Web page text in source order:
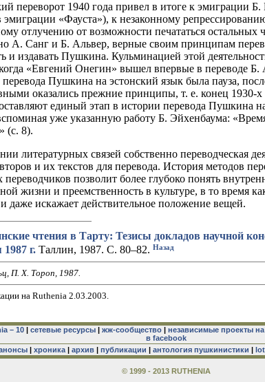
переворот 1940 года привел в итоге к эмиграции
эмиграции «Фауста»), к незаконному
отлучению от возможности печататься остальных
А. Санг и Б. Альвер, верные своим принципам
и издавать Пушкина. Кульминацией этой
«Евгений Онегин» вышел впервые в переводе Б.
Пушкина на эстонский язык была пауза,
оказались прежние принципы, т. е. конец 1930-х
единый этап в истории перевода Пушкина
уже указанную работу Б. Эйхенбаума:
(с. 8).
литературных связей собственно переводческая
и их текстов для перевода. История методов
переводчиков позволит более глубоко понять
жизни и преемственность в культуре, в то время
даже искажает действительное положение вещей.
чтения в Тарту: Тезисы докладов научной
1987 г.Таллин, 1987. С. 80–82. Назад
П. Х. Тороп, 1987.
на Ruthenia 2.03.2003.
– 10| сетевые ресурсы| жж-сообщество| независимые проекты
в facebook
| хроника| архив| публикации | антология пушкинистики |
© 1999 - 2013 RUTHENIA